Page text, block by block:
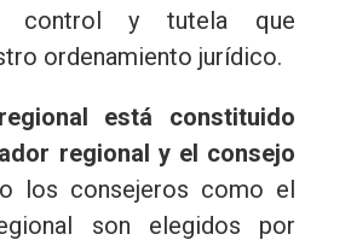
control y tutela que
ordenamiento jurídico.
está constituido
regional y el consejo
los consejeros como el
son elegidos por